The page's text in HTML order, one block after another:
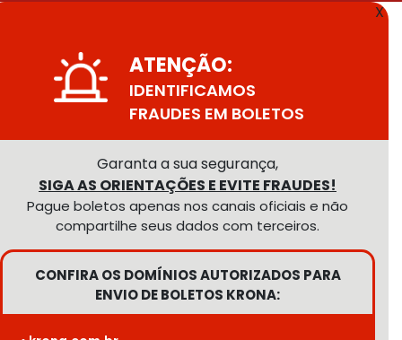
X
ATENÇÃO:
IDENTIFICAMOS
FRAUDES EM BOLETOS
Garanta a sua segurança,
SIGA AS ORIENTAÇÕES E EVITE FRAUDES!
Pague boletos apenas nos canais oficiais e não
compartilhe seus dados com terceiros.
CONFIRA OS DOMÍNIOS AUTORIZADOS PARA
ENVIO DE BOLETOS KRONA: